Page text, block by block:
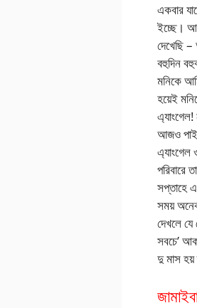
একবার
ইচ্ছে।
দেখেছি
বহুদিন
মনিকে
হয়েই
আজও
এ্যাংগেল
পরিবারে
সপ্তাহে
সময়
দেখলে
সবচে’
দু মাস হয়